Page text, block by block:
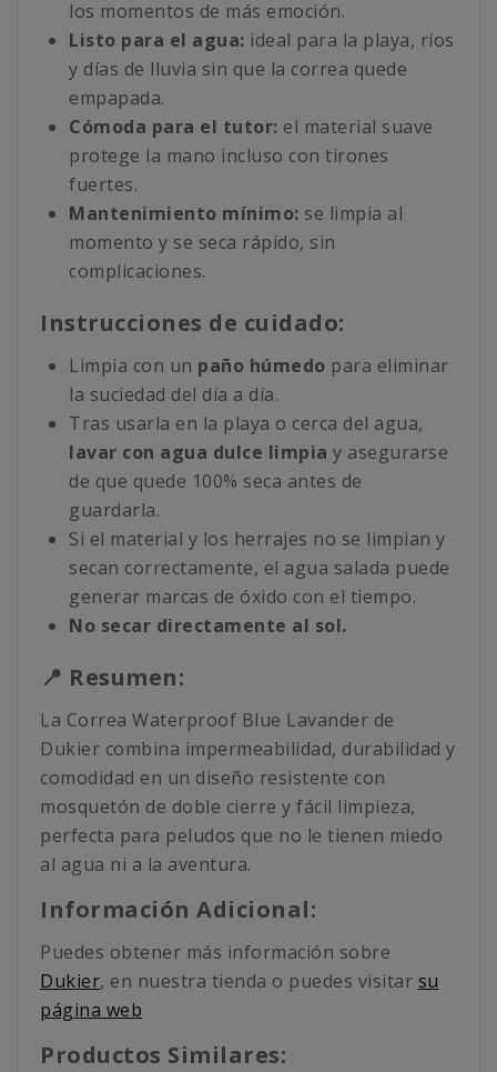
los momentos de más emoción.
Listo para el agua: ideal para la playa, ríos
y días de lluvia sin que la correa quede
empapada.
Cómoda para el tutor: el material suave
protege la mano incluso con tirones
fuertes.
Mantenimiento mínimo: se limpia al
momento y se seca rápido, sin
complicaciones.
Instrucciones de cuidado:
Limpia con un paño húmedo para eliminar
la suciedad del día a día.
Tras usarla en la playa o cerca del agua,
lavar con agua dulce limpia y asegurarse
de que quede 100% seca antes de
guardarla.
Si el material y los herrajes no se limpian y
secan correctamente, el agua salada puede
generar marcas de óxido con el tiempo.
No secar directamente al sol.
📍 Resumen:
La Correa Waterproof Blue Lavander de
Dukier combina impermeabilidad, durabilidad y
comodidad en un diseño resistente con
mosquetón de doble cierre y fácil limpieza,
perfecta para peludos que no le tienen miedo
al agua ni a la aventura.
Información Adicional:
Puedes obtener más información sobre
Dukier, en nuestra tienda o puedes visitar su
página web
Productos Similares: